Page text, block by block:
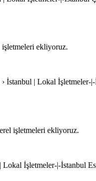
işletmeleri ekliyoruz.
| Lokal İşletmeler-
işletmeleri ekliyoruz.
İşletmeler-|-İstanbul